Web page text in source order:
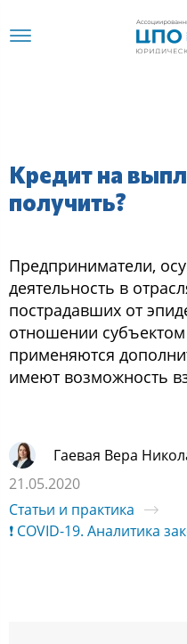
Кредит на
получить?
Предприниматели,
деятельность в
пострадавших от
отношении
применяются
имеют возможность
Гаевая Вера
21.05.2020
Статьи и практика
❗ COVID-19. Аналитика